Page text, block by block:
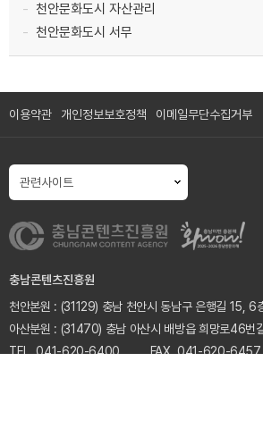
천안문화도시 자산관리
천안문화도시 서무
이용약관 개인정보보호정책 이메일무단수집거부
충남콘텐츠진흥원
천안본원 : (31129) 충남 천안시 동남구 은행길 15, 6
아산분원 : (31470) 충남 아산시 배방읍 희망로46번
TEL. 041-620-6400
FAX. 041-620-6457